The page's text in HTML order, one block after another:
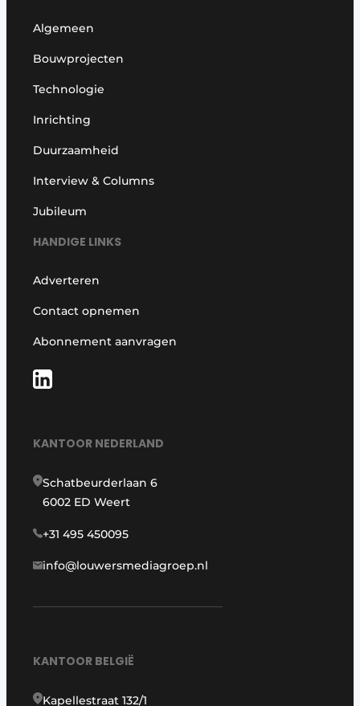
Algemeen
Bouwprojecten
Technologie
Inrichting
Duurzaamheid
Interview & Columns
Jubileum
HANDIGE LINKS
Adverteren
Contact opnemen
Abonnement aanvragen
KANTOOR NEDERLAND
Schatbeurderlaan 6
6002 ED Weert
+31 495 450095
info@louwersmediagroep.nl
KANTOOR BELGIË
Kapellestraat 132/1